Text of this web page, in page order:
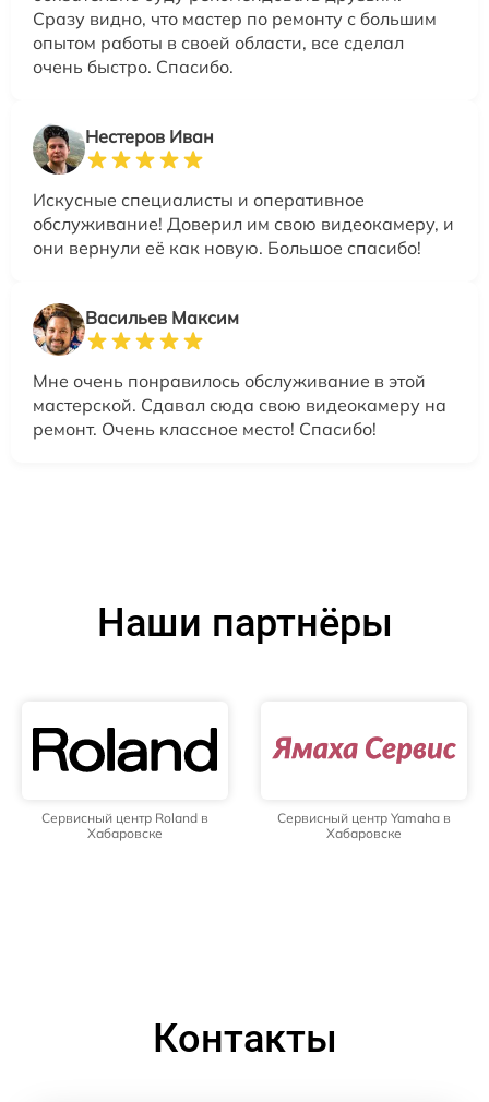
Сразу видно, что мастер по ремонту с большим
опытом работы в своей области, все сделал
очень быстро. Спасибо.
Нестеров Иван
Искусные специалисты и оперативное
обслуживание! Доверил им свою видеокамеру, и
они вернули её как новую. Большое спасибо!
Васильев Максим
Мне очень понравилось обслуживание в этой
мастерской. Сдавал сюда свою видеокамеру на
ремонт. Очень классное место! Спасибо!
Наши партнёры
Сервисный центр Roland в
Хабаровске
Сервисный центр Yamaha в
Хабаровске
Контакты